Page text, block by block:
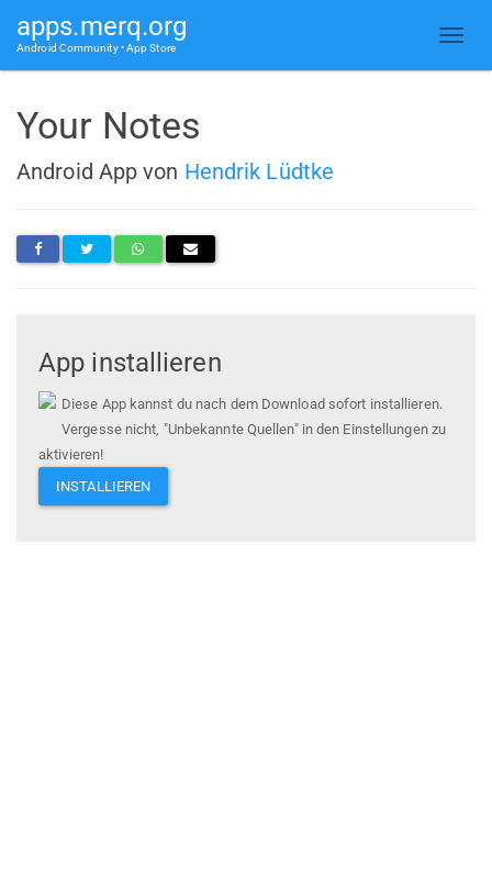
apps.merq.org
Android Community • App Store
Your Notes
Android App von Hendrik Lüdtke
App installieren
Diese App kannst du nach dem Download sofort installieren.
Vergesse nicht, "Unbekannte Quellen" in den Einstellungen zu
aktivieren!
INSTALLIEREN